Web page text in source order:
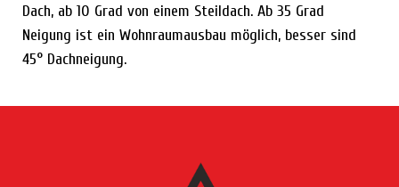
Dach, ab 10 Grad von einem Steildach. Ab 35 Grad
Neigung ist ein Wohnraumausbau möglich, besser sind
45° Dachneigung.